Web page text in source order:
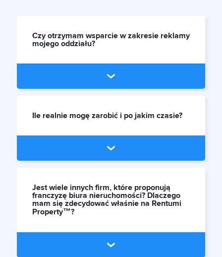
Czy otrzymam wsparcie w zakresie reklamy
mojego oddziału?
Ile realnie mogę zarobić i po jakim czasie?
Jest wiele innych firm, które proponują
franczyzę biura nieruchomości? Dlaczego
mam się zdecydować właśnie na Rentumi
Property™?